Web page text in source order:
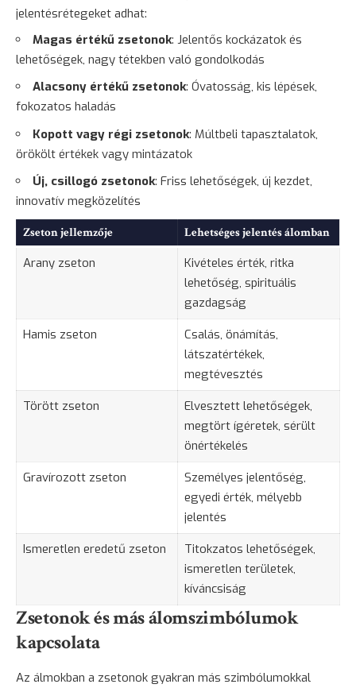
jelentésrétegeket adhat:
Magas értékű zsetonok: Jelentős kockázatok és
lehetőségek, nagy tétekben való gondolkodás
Alacsony értékű zsetonok: Óvatosság, kis lépések,
fokozatos haladás
Kopott vagy régi zsetonok: Múltbeli tapasztalatok,
örökölt értékek vagy mintázatok
Új, csillogó zsetonok: Friss lehetőségek, új kezdet,
innovatív megközelítés
Zseton jellemzője Lehetséges jelentés álomban
Arany zseton
Kivételes érték, ritka
lehetőség, spirituális
gazdagság
Hamis zseton
Csalás, önámítás,
látszatértékek,
megtévesztés
Törött zseton
Elvesztett lehetőségek,
megtört ígéretek, sérült
önértékelés
Gravírozott zseton
Személyes jelentőség,
egyedi érték, mélyebb
jelentés
Ismeretlen eredetű zseton
Titokzatos lehetőségek,
ismeretlen területek,
kíváncsiság
Zsetonok és más álomszimbólumok
kapcsolata
Az álmokban a zsetonok gyakran más szimbólumokkal